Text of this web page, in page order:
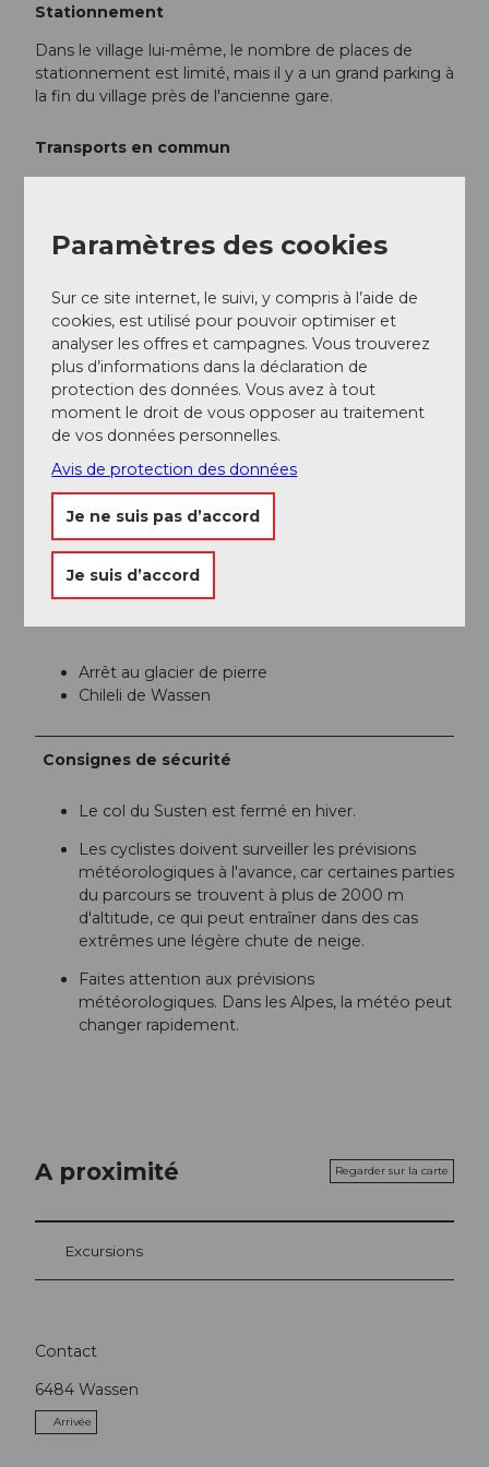
Stationnement
Dans le village lui-même, le nombre de places de
stationnement est limité, mais il y a un grand parking à
la fin du village près de l'ancienne gare.
Transports en commun
suivants :
Horaire CFF
Informations supplémentaires / Liens
Heures d'ouverture des cols alpins
Car postal
Organisation
Région de vacances Andermatt
Arrêt au glacier de pierre
Chileli de Wassen
Consignes de sécurité
Le col du Susten est fermé en hiver.
Les cyclistes doivent surveiller les prévisions
météorologiques à l'avance, car certaines parties
du parcours se trouvent à plus de 2000 m
d'altitude, ce qui peut entraîner dans des cas
extrêmes une légère chute de neige.
Faites attention aux prévisions
météorologiques. Dans les Alpes, la météo peut
changer rapidement.
A proximité Regarder sur la carte
Excursions
Contact
6484 Wassen
Arrivée
Paramètres des cookies
Sur ce site internet, le suivi, y compris à l’aide de
cookies, est utilisé pour pouvoir optimiser et
analyser les offres et campagnes. Vous trouverez
plus d’informations dans la déclaration de
protection des données. Vous avez à tout
moment le droit de vous opposer au traitement
de vos données personnelles.
Avis de protection des données
Je ne suis pas d’accord
Je suis d’accord